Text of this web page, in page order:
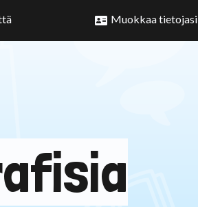
Muokkaa tietojasi